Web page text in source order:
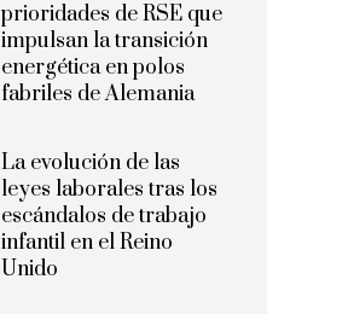
prioridades de RSE que
impulsan la transición
energética en polos
fabriles de Alemania
La evolución de las
leyes laborales tras los
escándalos de trabajo
infantil en el Reino
Unido